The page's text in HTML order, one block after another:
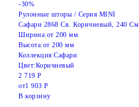
-30%
Рулонные шторы / Серия MINI
Сафари 2868 Св. Коричневый, 240 См
Ширина:от 200 мм
Высота:от 200 мм
Коллекция:Сафари
Цвет:Коричневый
2 719 Р
от1 903 Р
В корзину